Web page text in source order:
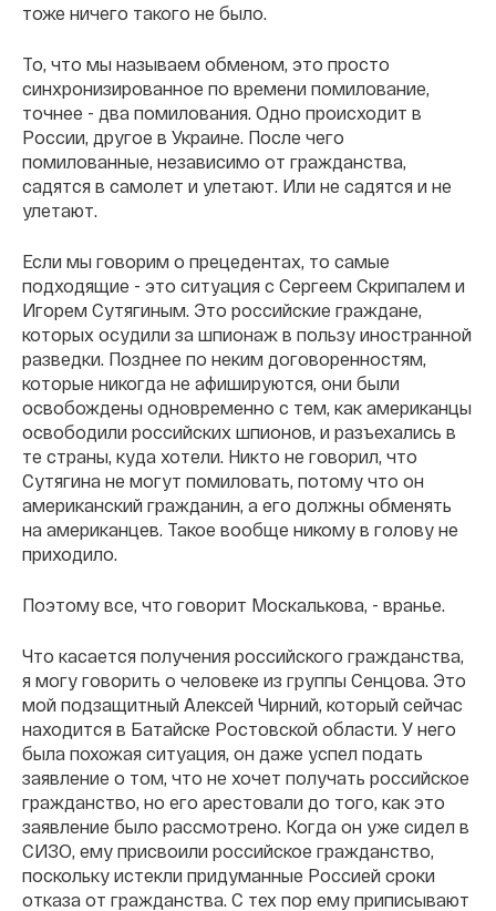
тоже ничего такого не было.
То, что мы называем обменом, это просто
синхронизированное по времени помилование,
точнее - два помилования. Одно происходит в
России, другое в Украине. После чего
помилованные, независимо от гражданства,
садятся в самолет и улетают. Или не садятся и не
улетают.
Если мы говорим о прецедентах, то самые
подходящие - это ситуация с Сергеем Скрипалем и
Игорем Сутягиным. Это российские граждане,
которых осудили за шпионаж в пользу иностранной
разведки. Позднее по неким договоренностям,
которые никогда не афишируются, они были
освобождены одновременно с тем, как американцы
освободили российских шпионов, и разъехались в
те страны, куда хотели. Никто не говорил, что
Сутягина не могут помиловать, потому что он
американский гражданин, а его должны обменять
на американцев. Такое вообще никому в голову не
приходило.
Поэтому все, что говорит Москалькова, - вранье.
Что касается получения российского гражданства,
я могу говорить о человеке из группы Сенцова. Это
мой подзащитный Алексей Чирний, который сейчас
находится в Батайске Ростовской области. У него
была похожая ситуация, он даже успел подать
заявление о том, что не хочет получать российское
гражданство, но его арестовали до того, как это
заявление было рассмотрено. Когда он уже сидел в
СИЗО, ему присвоили российское гражданство,
поскольку истекли придуманные Россией сроки
отказа от гражданства. С тех пор ему приписывают